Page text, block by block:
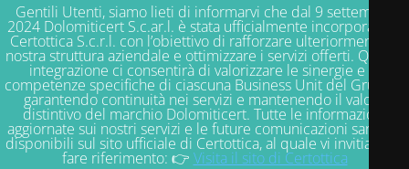
Gentili Utenti, siamo lieti di informarvi che dal 9 settembre
2024 Dolomiticert S.c.ar.l. è stata ufficialmente incorporata in
Certottica S.c.r.l. con l’obiettivo di rafforzare ulteriormente la
nostra struttura aziendale e ottimizzare i servizi offerti. Questa
integrazione ci consentirà di valorizzare le sinergie e le
competenze specifiche di ciascuna Business Unit del Gruppo,
garantendo continuità nei servizi e mantenendo il valore
distintivo del marchio Dolomiticert. Tutte le informazioni
aggiornate sui nostri servizi e le future comunicazioni saranno
disponibili sul sito ufficiale di Certottica, al quale vi invitiamo a
fare riferimento: 👉 Visita il sito di Certottica